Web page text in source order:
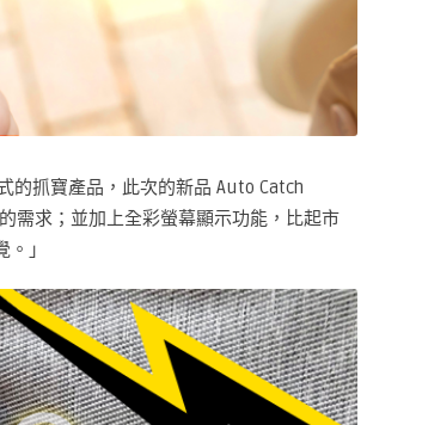
的抓寶產品，此次的新品 Auto Catch
需求；並加上全彩螢幕顯示功能，比起市
」